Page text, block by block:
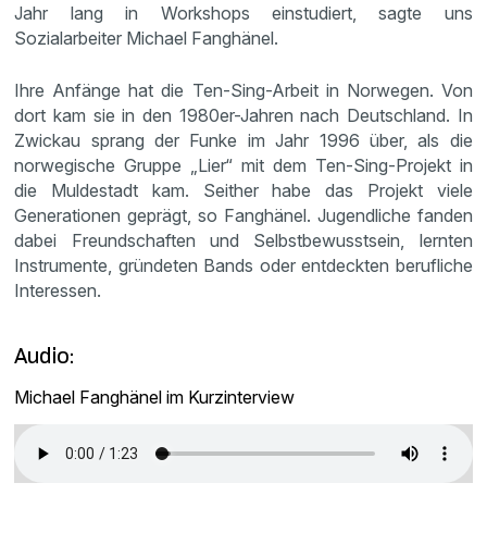
Jahr lang in Workshops einstudiert, sagte uns
Sozialarbeiter Michael Fanghänel.
Ihre Anfänge hat die Ten-Sing-Arbeit in Norwegen. Von
dort kam sie in den 1980er-Jahren nach Deutschland. In
Zwickau sprang der Funke im Jahr 1996 über, als die
norwegische Gruppe „Lier“ mit dem Ten-Sing-Projekt in
die Muldestadt kam. Seither habe das Projekt viele
Generationen geprägt, so Fanghänel. Jugendliche fanden
dabei Freundschaften und Selbstbewusstsein, lernten
Instrumente, gründeten Bands oder entdeckten berufliche
Interessen.
Audio:
Michael Fanghänel im Kurzinterview